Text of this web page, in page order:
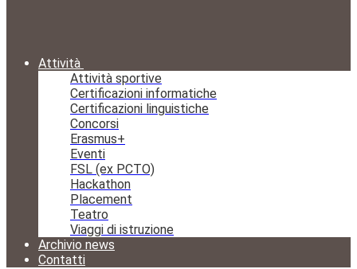
Attività
Attività sportive
Certificazioni informatiche
Certificazioni linguistiche
Concorsi
Erasmus+
Eventi
FSL (ex PCTO)
Hackathon
Placement
Teatro
Viaggi di istruzione
Archivio news
Contatti